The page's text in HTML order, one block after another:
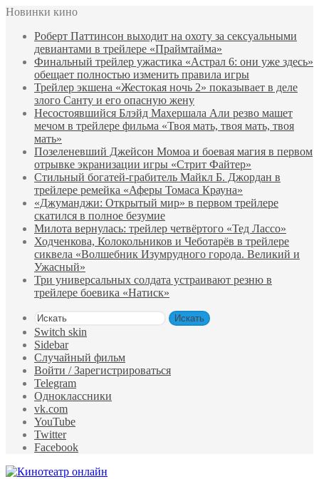
Новинки кино
Роберт Паттинсон выходит на охоту за сексуальными
девиантами в трейлере «Праймтайма»
Финальный трейлер ужастика «Астрал 6: они уже здесь»
обещает полностью изменить правила игры
Трейлер экшена «Жестокая ночь 2» показывает в деле
злого Санту и его опасную жену
Несостоявшийся Блэйд Махершала Али резво машет
мечом в трейлере фильма «Твоя мать, твоя мать, твоя
мать»
Позеленевший Джейсон Момоа и боевая магия в первом
отрывке экранизации игры «Стрит Файтер»
Стильный богатей-грабитель Майкл Б. Джордан в
трейлере ремейка «Аферы Томаса Крауна»
«Джуманджи: Открытый мир» в первом трейлере
скатился в полное безумие
Милота вернулась: трейлер четвёртого «Тед Лассо»
Ходченкова, Колокольников и Чеботарёв в трейлере
сиквела «Волшебник Изумрудного города. Великий и
Ужасный»
Три универсальных солдата устраивают резню в
трейлере боевика «Натиск»
Искать
Switch skin
Sidebar
Случайный фильм
Войти / Зарегистрироваться
Telegram
Одноклассники
vk.com
YouTube
Twitter
Facebook